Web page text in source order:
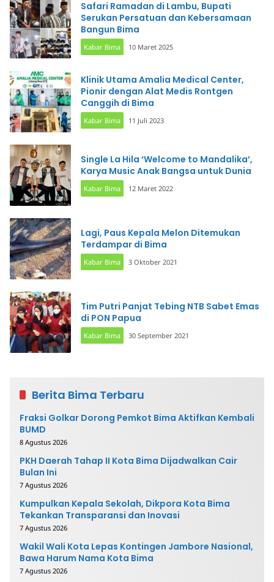
Safari Ramadan di Lambu, Bupati
Serukan Persatuan dan Kebersamaan
Bangun Bima
Kabar Bima 10 Maret 2025
Klinik Utama Amalia Medical Center,
Pionir dengan Alat Medis Rontgen
Canggih di Bima
Kabar Bima 11 Juli 2023
Single La Hila ‘Welcome to Mandalika’,
Karya Music Anak Bangsa untuk Dunia
Kabar Bima 12 Maret 2022
Lagi, Paus Kepala Melon Ditemukan
Terdampar di Bima
Kabar Bima 3 Oktober 2021
Tim Putri Panjat Tebing NTB Sabet Emas
di PON Papua
Kabar Bima 30 September 2021
Berita Bima Terbaru
Fraksi Golkar Dorong Pemkot Bima Aktifkan Kembali
BUMD
8 Agustus 2026
PKH Daerah Tahap II Kota Bima Dijadwalkan Cair
Bulan Ini
7 Agustus 2026
Kumpulkan Kepala Sekolah, Dikpora Kota Bima
Tekankan Transparansi dan Inovasi
7 Agustus 2026
Wakil Wali Kota Lepas Kontingen Jambore Nasional,
Bawa Harum Nama Kota Bima
7 Agustus 2026